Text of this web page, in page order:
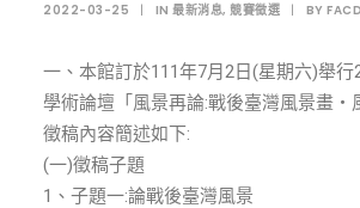
境外生專區 PROSPECTIVE STUDENTS
聯絡我們 CONTACT
法規章程
ENGLISH
2022-03-25 | IN 最新消息, 競賽徵選 | BY FACD
一、本館訂於111年7月2日(星期六)舉行
學術論壇「風景再論:戰後臺灣風景畫‧
徵稿內容簡述如下:
(一)徵稿子題
1、子題一:論戰後臺灣風景